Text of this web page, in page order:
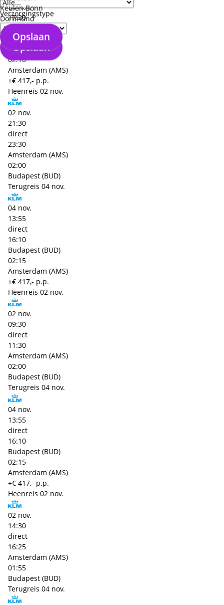
Verzorgingstype
Opslaan
Keulen Bonn
Dortmund
Opslaan
04 nov.
17:20
direct
19:30
Budapest (BUD)
02:10
Amsterdam (AMS)
+€ 417,- p.p.
Heenreis 02 nov.
02 nov.
21:30
direct
23:30
Amsterdam (AMS)
02:00
Budapest (BUD)
Terugreis 04 nov.
04 nov.
13:55
direct
16:10
Budapest (BUD)
02:15
Amsterdam (AMS)
+€ 417,- p.p.
Heenreis 02 nov.
02 nov.
09:30
direct
11:30
Amsterdam (AMS)
02:00
Budapest (BUD)
Terugreis 04 nov.
04 nov.
13:55
direct
16:10
Budapest (BUD)
02:15
Amsterdam (AMS)
+€ 417,- p.p.
Heenreis 02 nov.
02 nov.
14:30
direct
16:25
Amsterdam (AMS)
01:55
Budapest (BUD)
Terugreis 04 nov.